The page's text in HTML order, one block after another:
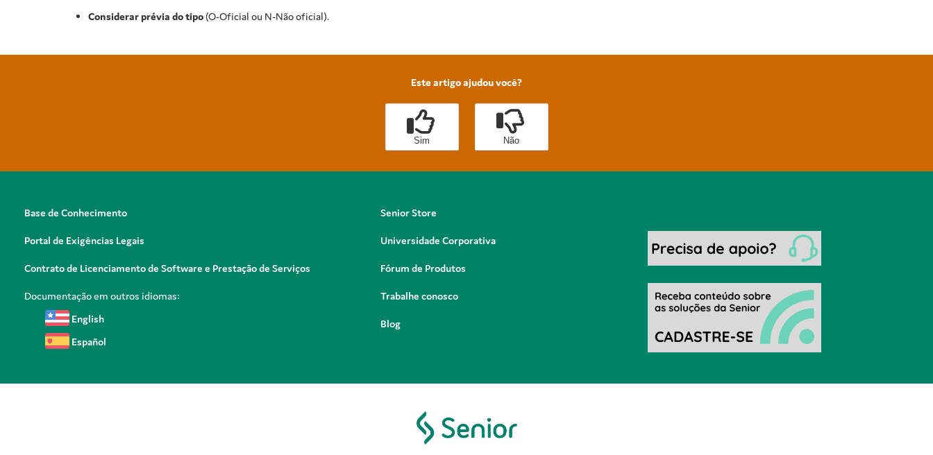
Considerar prévia do tipo (O-Oficial ou N-Não oficial).
Este artigo ajudou você?
Sim Não
Base de Conhecimento
Portal de Exigências Legais
Contrato de Licenciamento de Software e Prestação de Serviços
Documentação em outros idiomas:
English
Español
Senior Store
Universidade Corporativa
Fórum de Produtos
Trabalhe conosco
Blog